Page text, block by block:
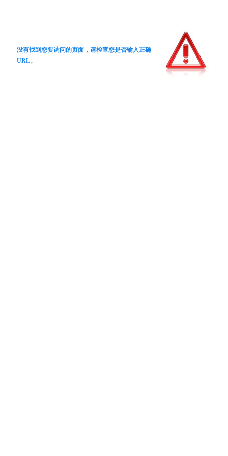
没有找到您要访问的页面，请检查您是否输入正确
URL。